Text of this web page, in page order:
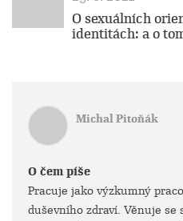
O sexuálních
identitách: a o
Michal Pitoňák
O čem píše
Pracuje jako výzkumný
duševního zdraví. Věnuje se